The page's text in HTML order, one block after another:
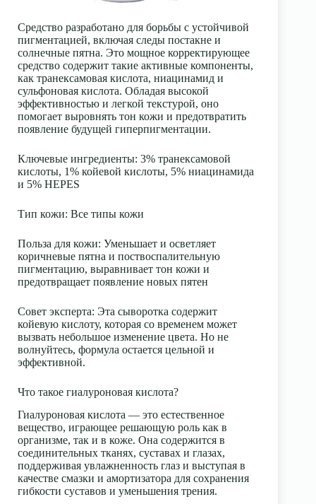
Средство разработано для борьбы с устойчивой
пигментацией, включая следы постакне и
солнечные пятна. Это мощное корректирующее
средство содержит такие активные компоненты,
как транексамовая кислота, ниацинамид и
сульфоновая кислота. Обладая высокой
эффективностью и легкой текстурой, оно
помогает выровнять тон кожи и предотвратить
появление будущей гиперпигментации.
Ключевые ингредиенты: 3% транексамовой
кислоты, 1% койевой кислоты, 5% ниацинамида
и 5% НЕPЕS
Тип кожи: Все типы кожи
Польза для кожи: Уменьшает и осветляет
коричневые пятна и поствоспалительную
пигментацию, выравнивает тон кожи и
предотвращает появление новых пятен
Совет эксперта: Эта сыворотка содержит
койевую кислоту, которая со временем может
вызвать небольшое изменение цвета. Но не
волнуйтесь, формула остается цельной и
эффективной.
Что такое гиалуроновая кислота?
Гиалуроновая кислота — это естественное
вещество, играющее решающую роль как в
организме, так и в коже. Она содержится в
соединительных тканях, суставах и глазах,
поддерживая увлажненность глаз и выступая в
качестве смазки и амортизатора для сохранения
гибкости суставов и уменьшения трения.